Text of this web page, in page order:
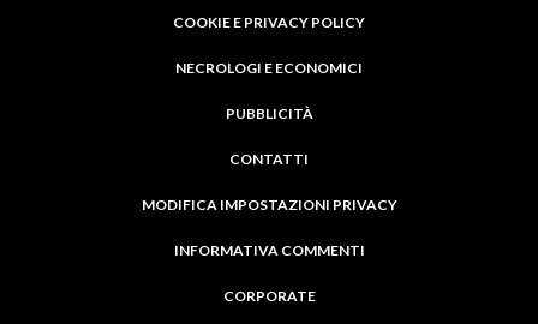
COOKIE E PRIVACY POLICY
NECROLOGI E ECONOMICI
PUBBLICITÀ
CONTATTI
MODIFICA IMPOSTAZIONI PRIVACY
INFORMATIVA COMMENTI
CORPORATE